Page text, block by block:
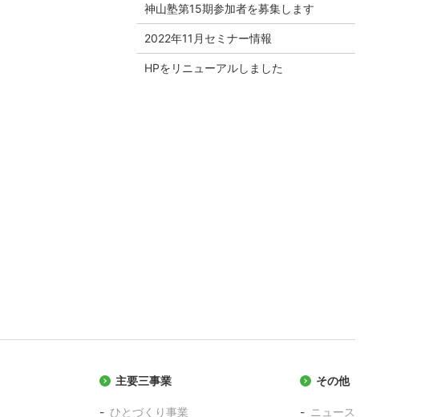
神山塾第15期参加者を募集します
2022年11月セミナー情報
HPをリニューアルしました
主要三事業
ひとづくり事業
その他
ニュース